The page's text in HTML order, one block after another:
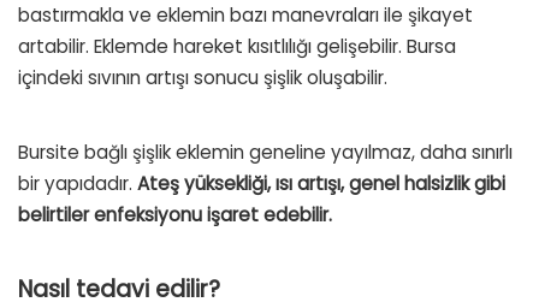
bastırmakla ve eklemin bazı manevraları ile şikayet
artabilir. Eklemde hareket kısıtlılığı gelişebilir. Bursa
içindeki sıvının artışı sonucu şişlik oluşabilir.
Bursite bağlı şişlik eklemin geneline yayılmaz, daha sınırlı
bir yapıdadır. Ateş yüksekliği, ısı artışı, genel halsizlik gibi
belirtiler enfeksiyonu işaret edebilir.
Nasıl tedavi edilir?